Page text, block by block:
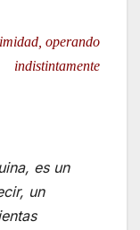
operando
indistintamente
es un
un